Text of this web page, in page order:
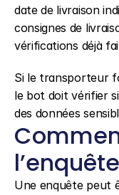
date de livraison
consignes de
vérifications déjà
Si le transporteur
le bot doit vérifier
des données
Une enquête peut